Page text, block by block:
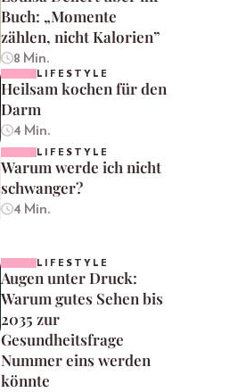
Buch: „Momente
zählen, nicht Kalorien”
8 Min.
LIFESTYLE
Heilsam kochen für den
Darm
4 Min.
LIFESTYLE
Warum werde ich nicht
schwanger?
4 Min.
LIFESTYLE
Augen unter Druck:
Warum gutes Sehen bis
2035 zur
Gesundheitsfrage
Nummer eins werden
könnte